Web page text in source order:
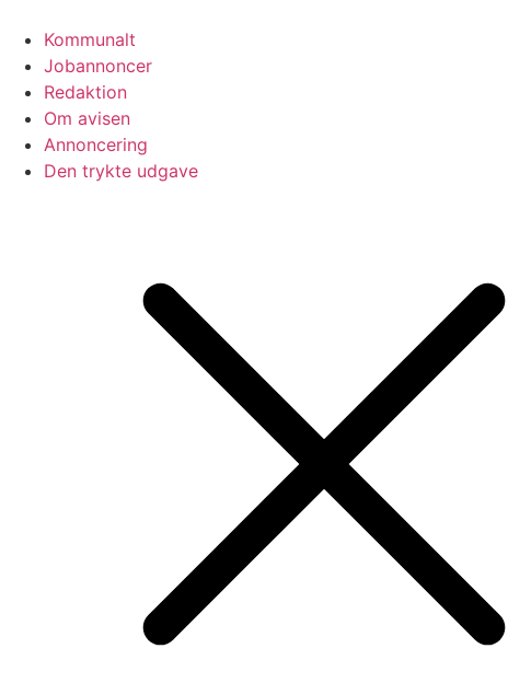
indhold
Kommunalt
Jobannoncer
Redaktion
Om avisen
Annoncering
Den trykte udgave